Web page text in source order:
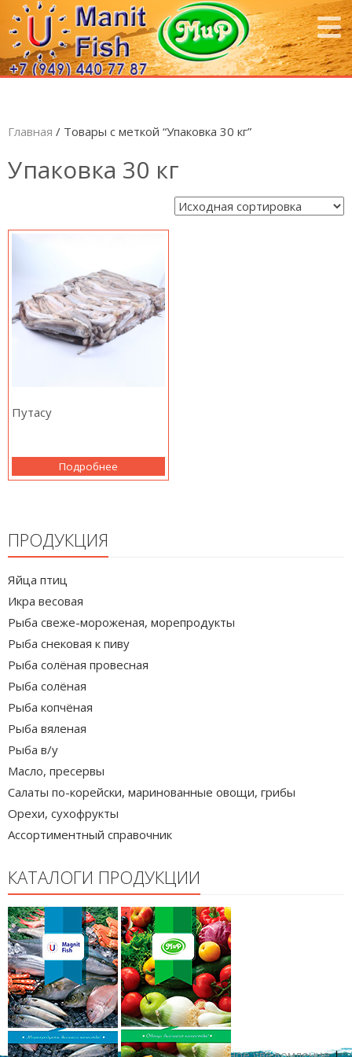
Главная / Товары с меткой “Упаковка 30 кг”
Упаковка 30 кг
Путасу
Подробнее
ПРОДУКЦИЯ
Яйца птиц
Икра весовая
Рыба свеже-мороженая, морепродукты
Рыба снековая к пиву
Рыба солёная провесная
Рыба солёная
Рыба копчёная
Рыба вяленая
Рыба в/у
Масло, пресервы
Салаты по-корейски, маринованные овощи, грибы
Орехи, сухофрукты
Ассортиментный справочник
КАТАЛОГИ ПРОДУКЦИИ